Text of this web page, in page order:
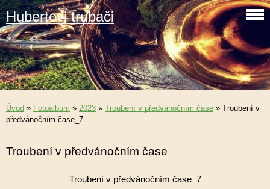
Hubertovi trubači
Úvod » Fotoalbum » 2023 » Troubení v předvánočním čase » Troubení v
předvánočním čase_7
Troubení v předvánočním čase
Troubení v předvánočním čase_7